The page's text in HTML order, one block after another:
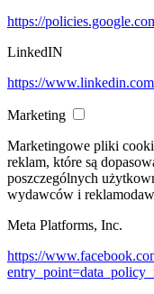
https://
LinkedIN
https://
Marketing
Marketingowe pliki
reklam, które są
poszczególnych
wydawców i
Meta Platforms, Inc.
https://